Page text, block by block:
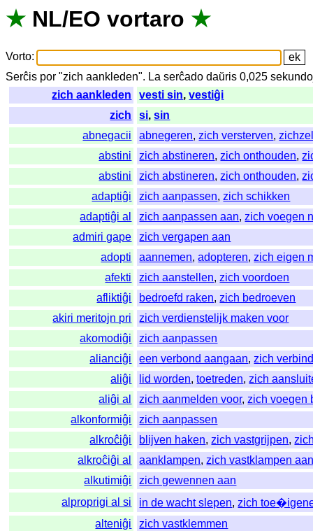
★ NL/EO vortaro ★
Vorto:
Serĉis por "zich aankleden". La serĉado daŭris 0,025
zich aankleden
vesti sin,vestiĝi
zich
si,sin
abnegacii
abnegeren,zich versterven,
abstini
zich abstineren,zich onthouden,
abstini
zich abstineren,zich onthouden,
adaptiĝi
zich aanpassen,zich schikken
adaptiĝi al
zich aanpassen aan,zich voegen
admiri gape
zich vergapen aan
adopti
aannemen,adopteren,zich eigen
afekti
zich aanstellen,zich voordoen
afliktiĝi
bedroefd raken,zich bedroeven
akiri meritojn pri
zich verdienstelijk maken voor
akomodiĝi
zich aanpassen
alianciĝi
een verbond aangaan,zich
aliĝi
lid worden,toetreden,zich
aliĝi al
zich aanmelden voor,zich voegen
alkonformiĝi
zich aanpassen
alkroĉiĝi
blijven haken,zich vastgrijpen,
alkroĉiĝi al
aanklampen,zich vastklampen
alkutimiĝi
zich gewennen aan
alproprigi al si
in de wacht slepen,zich
alteniĝi
zich vastklemmen